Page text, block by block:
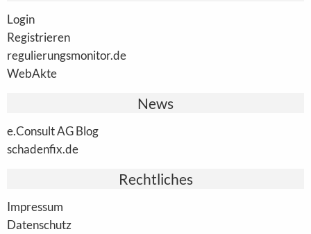
Login
Registrieren
regulierungsmonitor.de
WebAkte
News
e.Consult AG Blog
schadenfix.de
Rechtliches
Impressum
Datenschutz